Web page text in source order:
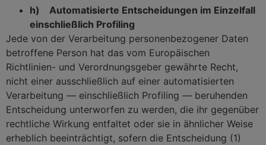
h) Automatisierte Entscheidungen im Einzelfall
einschließlich Profiling
Jede von der Verarbeitung personenbezogener Daten
betroffene Person hat das vom Europäischen
Richtlinien- und Verordnungsgeber gewährte Recht,
nicht einer ausschließlich auf einer automatisierten
Verarbeitung — einschließlich Profiling — beruhenden
Entscheidung unterworfen zu werden, die ihr gegenüber
rechtliche Wirkung entfaltet oder sie in ähnlicher Weise
erheblich beeinträchtigt, sofern die Entscheidung (1)